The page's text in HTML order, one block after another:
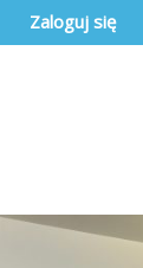
Zaloguj się